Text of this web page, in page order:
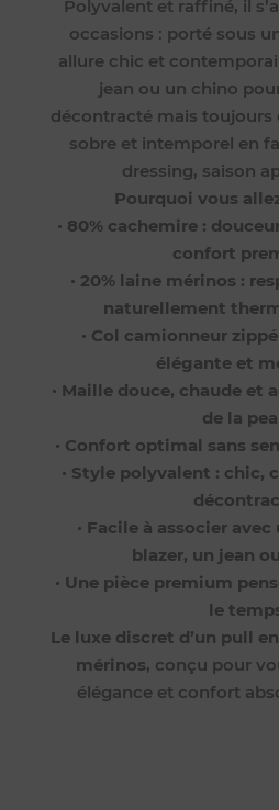
Polyvalent et raffiné, il
occasions : porté sous
allure chic et
jean ou un chino
décontracté mais toujours
sobre et intemporel en
dressing, saison
Pourquoi vous
• 80% cachemire :
confort
• 20% laine mérinos :
naturellement
• Col camionneur
élégante et
• Maille douce, chaude et
de la
• Confort optimal sans
• Style polyvalent : chic,
• Facile à associer avec
blazer, un jean
• Une pièce premium
le
Le luxe discret d’un pull
mérinos, conçu pour
élégance et confort